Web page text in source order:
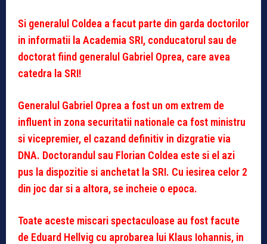
Si generalul Coldea a facut parte din garda doctorilor
in informatii la Academia SRI, conducatorul sau de
doctorat fiind generalul Gabriel Oprea, care avea
catedra la SRI!
Generalul Gabriel Oprea a fost un om extrem de
influent in zona securitatii nationale ca fost ministru
si vicepremier, el cazand definitiv in dizgratie via
DNA. Doctorandul sau Florian Coldea este si el azi
pus la dispozitie si anchetat la SRI. Cu iesirea celor 2
din joc dar si a altora, se incheie o epoca.
Toate aceste miscari spectaculoase au fost facute
de Eduard Hellvig cu aprobarea lui Klaus Iohannis, in